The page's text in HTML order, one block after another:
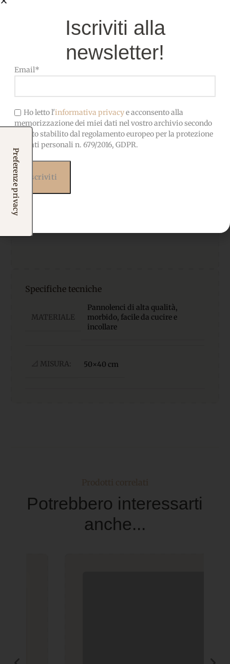
Potrai scegliere il soggetto che preferisci,
abbinandolo alla fantasia che ami di più tra quelle
Creare bomboniere artigianali eleganti
Realizzare ricordi coordinati per eventi speciali
Per rendere il tutto ancora più unico è disponibile
anche
la personalizzazione con nome e/o data
Nota importante
pezzi
Specifiche tecniche
MATERIALE
Pannolenci di alta qualità,
morbido, facile da cucire e
incollare
📐 MISURA: 50×40 cm
Potrebbero interessarti
anche...
Iscriviti alla
newsletter!
Email*
Ho letto l'informativa privacye acconsento alla
memorizzazione dei miei dati nel vostro archivio secondo
quanto stabilito dal regolamento europeo per la protezione
dei dati personali n. 679/2016, GDPR.